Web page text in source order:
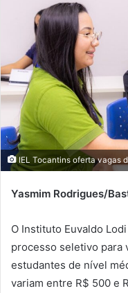
IEL Tocantins oferta vagas
Yasmim Rodrigues/
O Instituto Euvaldo
processo seletivo para
estudantes de nível
variam entre R$ 500 e